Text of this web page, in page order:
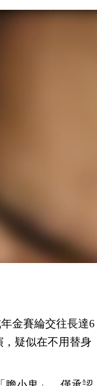
金賽綸交往長達6
疑似在不用替身